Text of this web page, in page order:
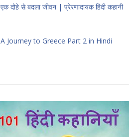
एक दोहे से बदला जीवन | प्रेरणादायक हिंदी कहानी
A Journey to Greece Part 2 in Hindi